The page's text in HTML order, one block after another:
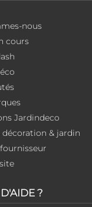
nous
cours
Jardindeco
décoration & jardin
?